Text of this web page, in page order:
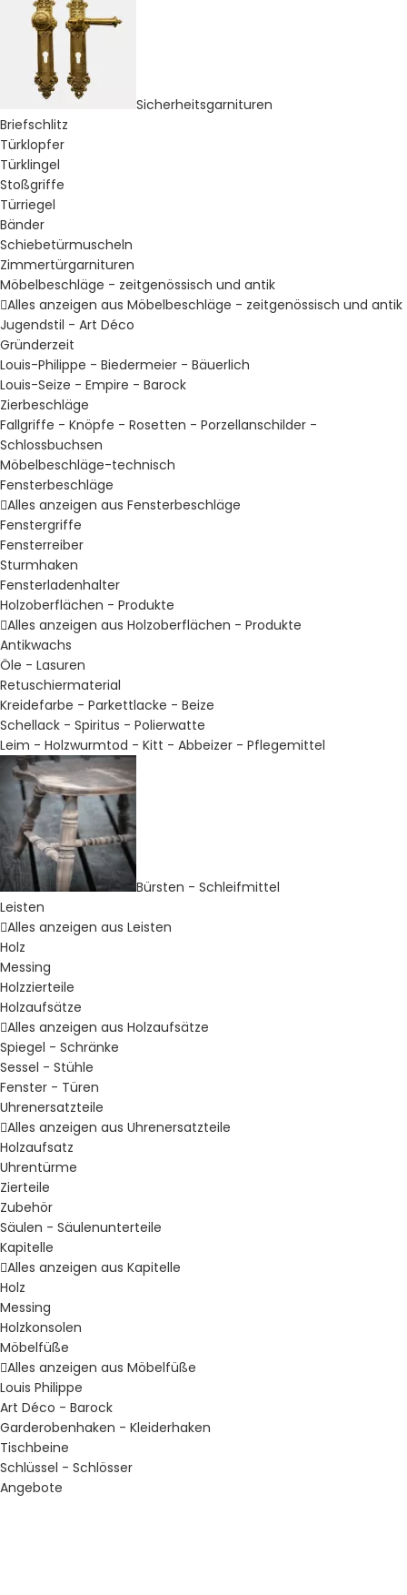
Sicherheitsgarnituren
Briefschlitz
Türklopfer
Türklingel
Stoßgriffe
Türriegel
Bänder
Schiebetürmuscheln
Zimmertürgarnituren
Möbelbeschläge - zeitgenössisch und antik
Alles anzeigen aus Möbelbeschläge - zeitgenössisch und antik
Jugendstil - Art Déco
Gründerzeit
Louis-Philippe - Biedermeier - Bäuerlich
Louis-Seize - Empire - Barock
Zierbeschläge
Fallgriffe - Knöpfe - Rosetten - Porzellanschilder -
Schlossbuchsen
Möbelbeschläge-technisch
Fensterbeschläge
Alles anzeigen aus Fensterbeschläge
Fenstergriffe
Fensterreiber
Sturmhaken
Fensterladenhalter
Holzoberflächen - Produkte
Alles anzeigen aus Holzoberflächen - Produkte
Antikwachs
Öle - Lasuren
Retuschiermaterial
Kreidefarbe - Parkettlacke - Beize
Schellack - Spiritus - Polierwatte
Leim - Holzwurmtod - Kitt - Abbeizer - Pflegemittel
Bürsten - Schleifmittel
Leisten
Alles anzeigen aus Leisten
Holz
Messing
Holzzierteile
Holzaufsätze
Alles anzeigen aus Holzaufsätze
Spiegel - Schränke
Sessel - Stühle
Fenster - Türen
Uhrenersatzteile
Alles anzeigen aus Uhrenersatzteile
Holzaufsatz
Uhrentürme
Zierteile
Zubehör
Säulen - Säulenunterteile
Kapitelle
Alles anzeigen aus Kapitelle
Holz
Messing
Holzkonsolen
Möbelfüße
Alles anzeigen aus Möbelfüße
Louis Philippe
Art Déco - Barock
Garderobenhaken - Kleiderhaken
Tischbeine
Schlüssel - Schlösser
Angebote